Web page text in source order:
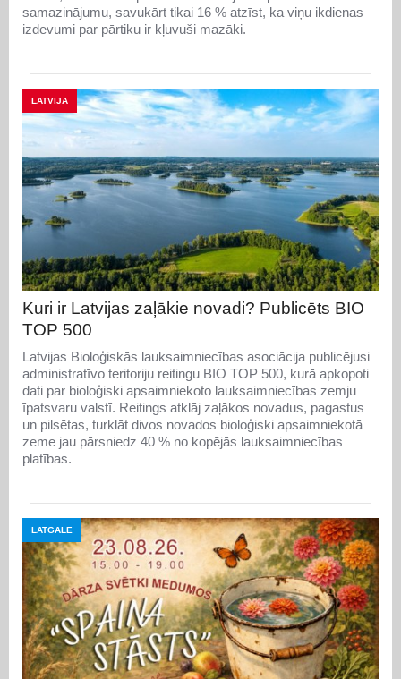
samazinājumu, savukārt tikai 16 % atzīst, ka viņu ikdienas
izdevumi par pārtiku ir kļuvuši mazāki.
LATVIJA
Kuri ir Latvijas zaļākie novadi? Publicēts BIO
TOP 500
Latvijas Bioloģiskās lauksaimniecības asociācija publicējusi
administratīvo teritoriju reitingu BIO TOP 500, kurā apkopoti
dati par bioloģiski apsaimniekoto lauksaimniecības zemju
īpatsvaru valstī. Reitings atklāj zaļākos novadus, pagastus
un pilsētas, turklāt divos novados bioloģiski apsaimniekotā
zeme jau pārsniedz 40 % no kopējās lauksaimniecības
platības.
LATGALE